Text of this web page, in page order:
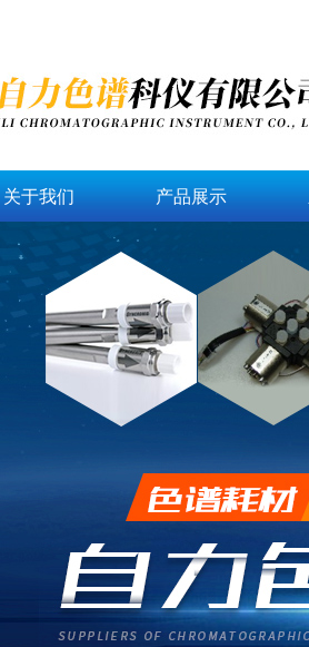
关于我们 产品展示